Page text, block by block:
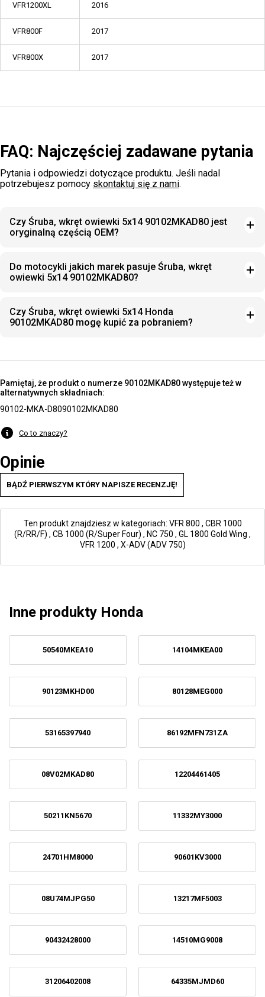
VFR1200XL 2016
VFR800F 2017
VFR800X 2017
FAQ: Najczęściej zadawane pytania
Pytania i odpowiedzi dotyczące produktu. Jeśli nadal
potrzebujesz pomocy skontaktuj się z nami.
Czy Śruba, wkręt owiewki 5x14 90102MKAD80 jest
oryginalną częścią OEM?
Do motocykli jakich marek pasuje Śruba, wkręt
owiewki 5x14 90102MKAD80?
Czy Śruba, wkręt owiewki 5x14 Honda
90102MKAD80 mogę kupić za pobraniem?
Pamiętaj, że produkt o numerze 90102MKAD80 występuje też w
alternatywnych składniach:
90102-MKA-D8090102MKAD80
Co to znaczy?
Opinie
BĄDŹ PIERWSZYM KTÓRY NAPISZE RECENZJĘ!
Ten produkt znajdziesz w kategoriach: VFR 800 , CBR 1000
(R/RR/F) , CB 1000 (R/Super Four) , NC 750 , GL 1800 Gold Wing ,
VFR 1200 , X-ADV (ADV 750)
Inne produkty Honda
50540MKEA10 14104MKEA00
90123MKHD00 80128MEG000
53165397940 86192MFN731ZA
08V02MKAD80 12204461405
50211KN5670 11332MY3000
24701HM8000 90601KV3000
08U74MJPG50 13217MF5003
90432428000 14510MG9008
31206402008 64335MJMD60